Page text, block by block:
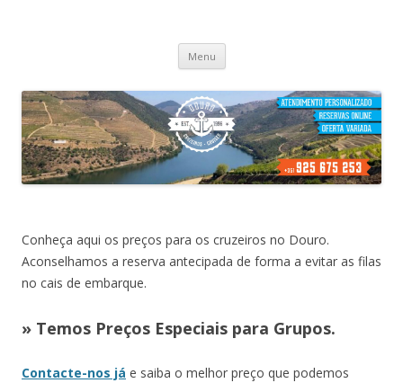
Menu Skip
content
Conheça aqui os preços para os cruzeiros no Douro.
Aconselhamos a reserva antecipada de forma a evitar as filas
no cais de embarque.
» Temos Preços Especiais para Grupos.
Contacte-nos já e saiba o melhor preço que podemos